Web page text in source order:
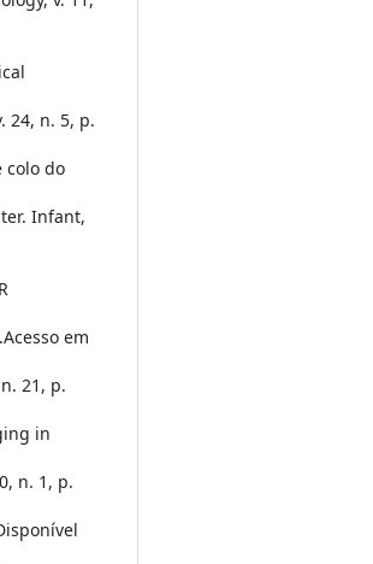
24, n. 5, p.
colo do
Infant,
em
21, p.
in
n. 1, p.